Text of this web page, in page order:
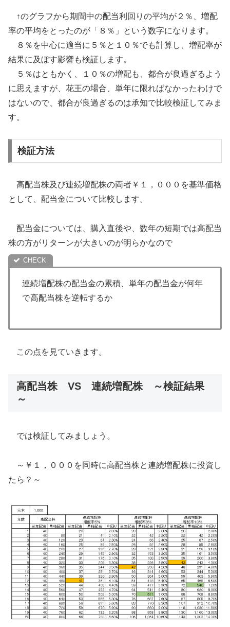
↑のグラフから期間中の配当利回りの平均が２％、増配
率の平均をとったのが「８％」という数字になります。
８％を中心に適当に５％と１０％でも計算し、増配率が
結果に及ぼす影響も検証します。
５％はともかく、１０％の増配も、都合が良過ぎるよう
に思えますが、花王の場合、単年に限ればなかったわけで
はないので、都合が良過ぎるのは承知で比較検証してみま
す。
検証方法
高配当株及び連続増配株の両者￥１，０００を基準価格
として、配当金について比較します。
配当金については、購入直後や、数年の短期では高配当
株の方がリターンが大きいのが明らかなので
連続増配株の配当金の累積、単年の配当金が何年
で高配当株を逆転するか
この点を見ていきます。
高配当株 VS 連続増配株 ～検証結果
～
では検証してみましょう。
～￥１，０００を同時に高配当株と連続増配株に投資し
たら？～